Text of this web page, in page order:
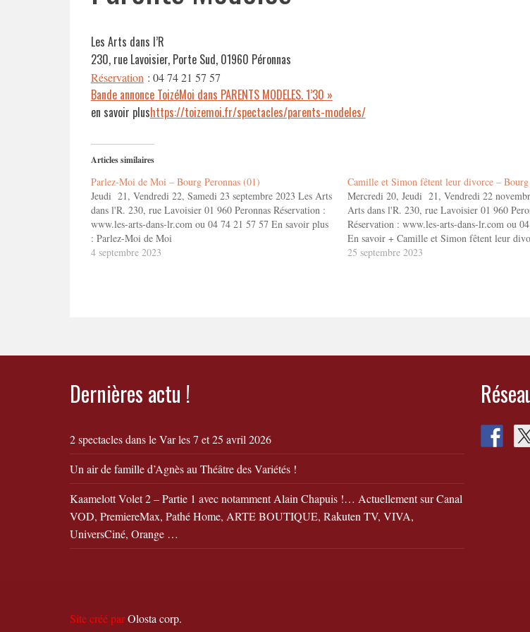
Les Arts dans l’R
230, rue Lavoisier, Porte Sud, 01960 Péronnas
Réservation : 04 74 21 57 57
Bande annonce ToizéMoi dans PARENTS MODELES. 1’30 »
en savoir plushttps://toizemoi.fr/spectacles/parents-modeles/
Articles similaires
Parlez-Moi de Moi – Bourg Peronnas (01)
Jeudi 21, Vendredi 22, Samedi 23 septembre 2023 Les Arts
dans l'R. 230, rue Lavoisier 01 960 Peronnas Réservation :
www.les-arts-dans-lr.com ou 04 74 21 57 57 En savoir plus
: Parlez-Moi de Moi
4 septembre 2023
Camille et Simon fêtent leur divorce – Bourg
Mercredi 20, Jeudi 21, Vendredi 22
Arts dans l'R. 230, rue Lavoisier 01 960
Réservation : www.les-arts-dans-lr.com ou
En savoir + Camille et Simon fêtent leur
25 septembre 2023
Dernières actu !
2 spectacles dans le Var les 7 et 25 avril 2026
Un air de famille d’Agnès au Théâtre des Variétés !
Kaamelott Volet 2 – Partie 1 avec notamment Alain Chapuis !… Actuellement sur Canal
VOD, PremiereMax, Pathé Home, ARTE BOUTIQUE, Rakuten TV, VIVA,
UniversCiné, Orange …
Site créé parOlosta corp.